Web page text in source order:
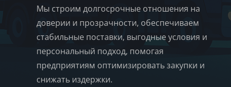
Мы строим долгосрочные отношения на
доверии и прозрачности, обеспечиваем
стабильные поставки, выгодные условия и
персональный подход, помогая
предприятиям оптимизировать закупки и
снижать издержки.